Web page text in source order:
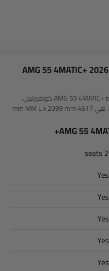
مرسيدس بنز الفئة أس أل AMG 55 4MATIC+ 2026
مرسيدس بنز الفئة أس أل AMG 55 4MATIC+ is a 2 seats كونفيرتيبل.
أبعاد الفئة أس أل AMG 55 4MATIC+ هي 4617 mm MM L x 2099 mm
2 seats
Yes
Yes
Yes
Yes
Yes